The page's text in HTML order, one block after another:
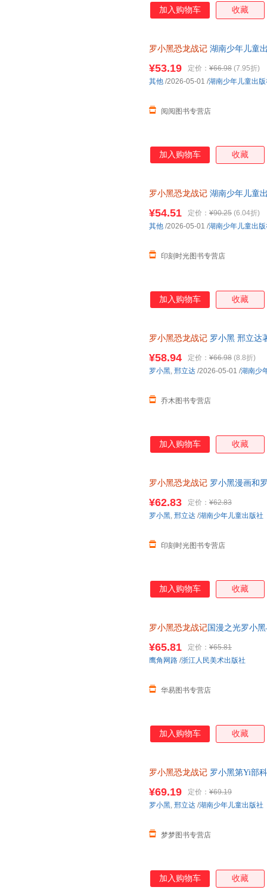
加入购物车 收藏
罗小黑恐龙战记 湖南少年儿童
¥53.19 定价： ¥66.98 (7.95折)
阅阅图书专营店
其他 /2026-05-01 /湖南少年儿童出
加入购物车 收藏
罗小黑恐龙战记 湖南少年儿童
¥54.51 定价： ¥90.25 (6.04折)
印刻时光图书专营店
其他 /2026-05-01 /湖南少年儿童出
加入购物车 收藏
罗小黑恐龙战记 罗小黑 邢立达
¥58.94 定价： ¥66.98 (8.8折)
乔木图书专营店
罗小黑, 邢立达 /2026-05-01 /湖南少
加入购物车 收藏
罗小黑恐龙战记 罗小黑漫画和
¥62.83 定价： ¥62.83
印刻时光图书专营店
罗小黑, 邢立达 /湖南少年儿童出版社
加入购物车 收藏
罗小黑恐龙战记 国漫之光罗小
¥65.81 定价： ¥65.81
华易图书专营店
鹰角网路 /浙江人民美术出版社
加入购物车 收藏
罗小黑恐龙战记 罗小黑第Yi部
¥69.19 定价： ¥69.19
梦梦图书专营店
罗小黑, 邢立达 /湖南少年儿童出版社
加入购物车 收藏